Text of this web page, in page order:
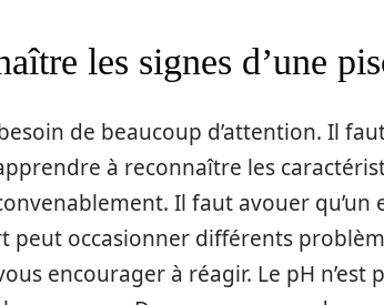
les signes d’une
de beaucoup d’attention. Il
à reconnaître les
Il faut avouer qu’un
peut occasionner différents
encourager à réagir. Le pH